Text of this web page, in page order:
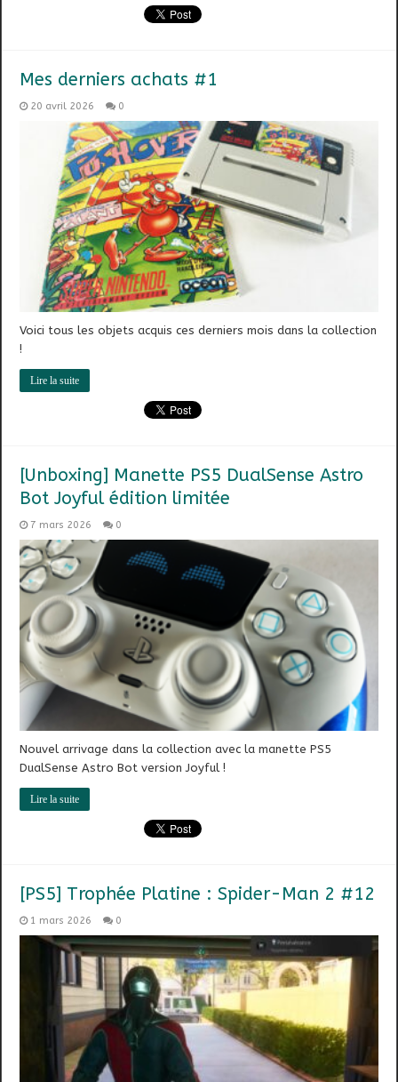
Mes derniers achats #1
20 avril 2026 0
Voici tous les objets acquis ces derniers mois dans la collection
!
Lire la suite
[Unboxing] Manette PS5 DualSense Astro
Bot Joyful édition limitée
7 mars 2026 0
Nouvel arrivage dans la collection avec la manette PS5
DualSense Astro Bot version Joyful !
Lire la suite
[PS5] Trophée Platine : Spider-Man 2 #12
1 mars 2026 0